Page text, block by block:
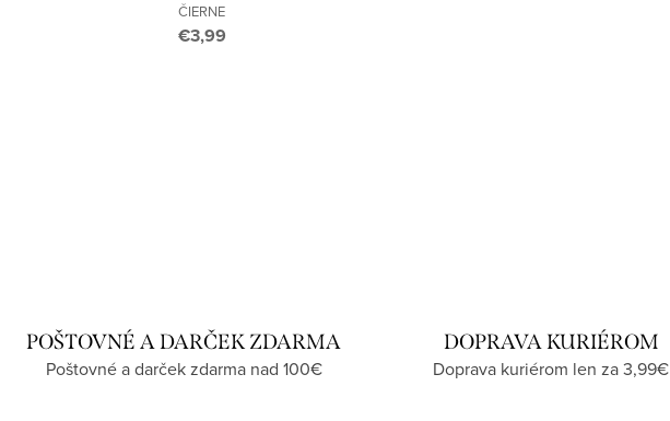
ČIERNE
€3,99
POŠTOVNÉ A DARČEK ZDARMA
Poštovné a darček zdarma nad 100€
DOPRAVA KURIÉROM
Doprava kuriérom len za 3,99€